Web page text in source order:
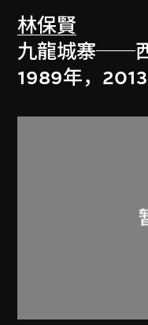
林保賢
九龍城寨──
1989年，